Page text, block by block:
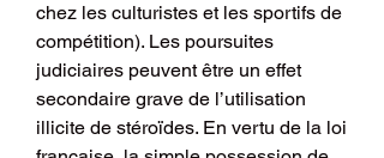
chez les culturistes et les sportifs de
compétition). Les poursuites
judiciaires peuvent être un effet
secondaire grave de l’utilisation
illicite de stéroïdes. En vertu de la loi